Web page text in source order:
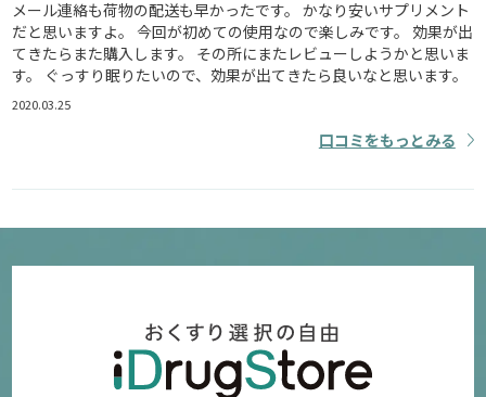
メール連絡も荷物の配送も早かったです。 かなり安いサプリメント
だと思いますよ。 今回が初めての使用なので楽しみです。 効果が出
てきたらまた購入します。 その所にまたレビューしようかと思いま
す。 ぐっすり眠りたいので、効果が出てきたら良いなと思います。
2020.03.25
口コミをもっとみる